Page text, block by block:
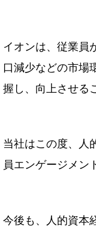
イオンは、従業員
口減少などの市場
握し、向上させる
当社はこの度、人
員エンゲージメン
今後も、人的資本